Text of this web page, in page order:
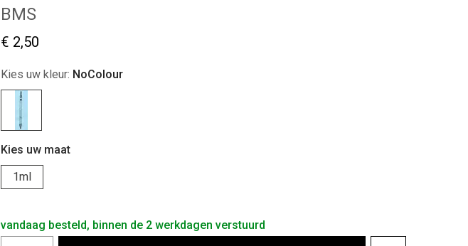
BMS
€ 2,50
Kies uw kleur: NoColour
Kies uw maat
1ml
vandaag besteld, binnen de 2 werkdagen verstuurd